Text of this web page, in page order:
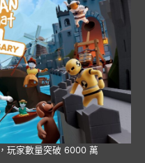
玩家數量突破 6000 萬